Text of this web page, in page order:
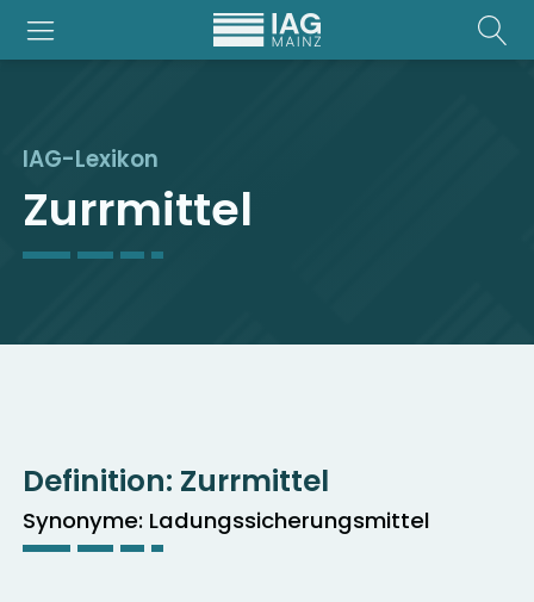
IAG-Lexikon
Zurrmittel
Definition: Zurrmittel
Synonyme: Ladungssicherungsmittel